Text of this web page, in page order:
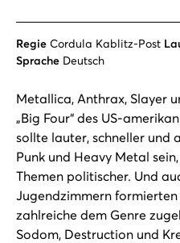
Regie Cordula Kablitz-Post
Sprache Deutsch
Metallica, Anthrax, Slayer
„Big Four“ des US-
sollte lauter, schneller und
Punk und Heavy Metal
Themen politischer. Und
Jugendzimmern
zahlreiche dem Genre
Sodom, Destruction und